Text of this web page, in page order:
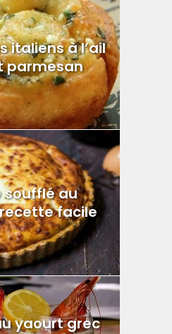
italiens à l’ail
parmesan
soufflé au
facile
yaourt grec